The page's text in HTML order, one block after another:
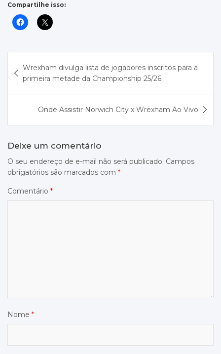
Compartilhe isso:
de
Post
Wrexham divulga lista de jogadores inscritos para a
primeira metade da Championship 25/26
Onde Assistir Norwich City x Wrexham Ao Vivo
Deixe um comentário
O seu endereço de e-mail não será publicado. Campos
obrigatórios são marcados com *
Comentário *
Nome *